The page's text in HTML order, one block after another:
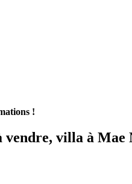
!
vendre, villa à